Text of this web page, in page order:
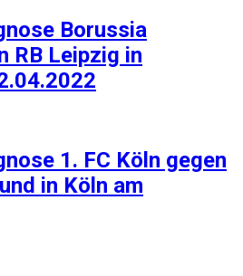
Borussia
RB Leipzig in
1. FC Köln gegen
in Köln am